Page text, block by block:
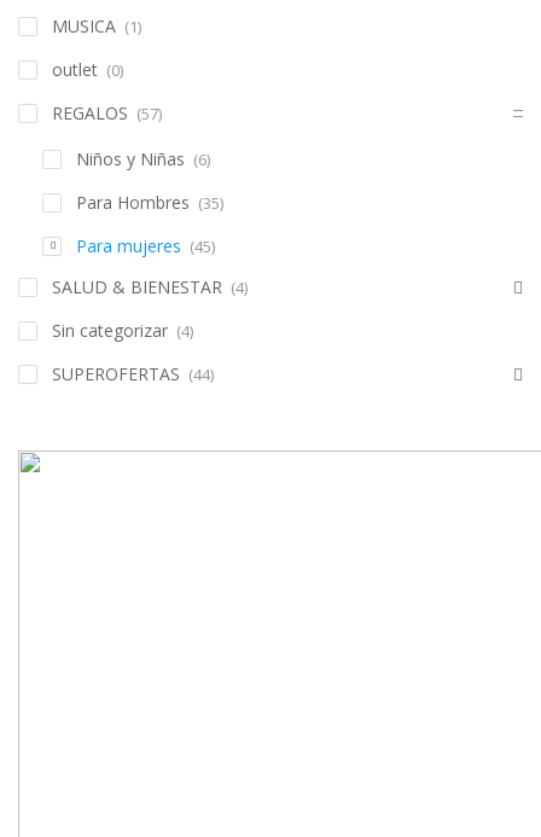
MUSICA (1)
outlet (0)
REGALOS (57)
Niños y Niñas (6)
Para Hombres (35)
Para mujeres (45)
SALUD & BIENESTAR (4)
Sin categorizar (4)
SUPEROFERTAS (44)